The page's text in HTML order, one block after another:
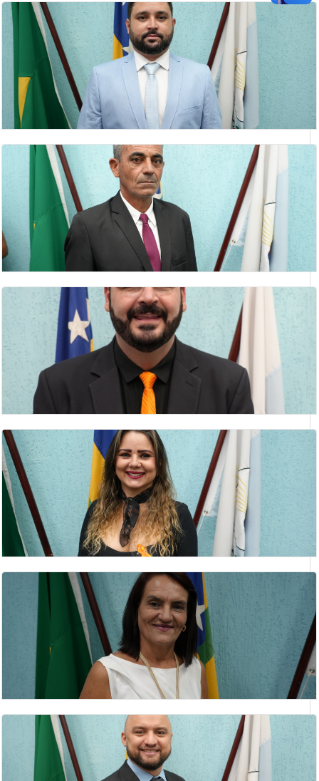
KELIS LUIZ DA SILVA
vereadora
LEONARDO PEREIRA MOISÉS
vereador
LUIZ SOCORRO MOREIRA
Vereador(a)
RODRIGO ALVES CARVELO
vereador
ROSÂNGELA SANTANA FERREIRA
Vereador(a)
SILVIA APARECIDA ROSA